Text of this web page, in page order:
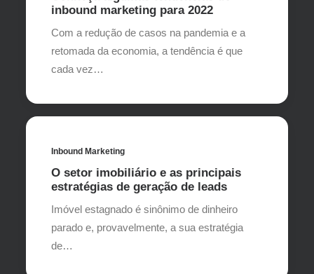
inbound marketing para 2022
Com a redução de casos na pandemia e a
retomada da economia, a tendência é que
cada vez…
Inbound Marketing
O setor imobiliário e as principais
estratégias de geração de leads
Imóvel estagnado é sinônimo de dinheiro
parado e, provavelmente, a sua estratégia
de…